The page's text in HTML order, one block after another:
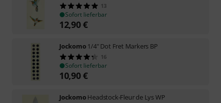
13
Sofort lieferbar
12,90€
Jockomo1/4" Dot Fret Markers BP
16
Sofort lieferbar
10,90€
JockomoHeadstock-Fleur de Lys WP